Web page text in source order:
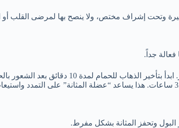
وتحت إشراف مختص، ولا ينصح بها لمرضى القلب أو
جداً.
تعويد المثانة على الانتظار. ابدأ بتأخير
وتحفز المثانة بشكل مفرط.